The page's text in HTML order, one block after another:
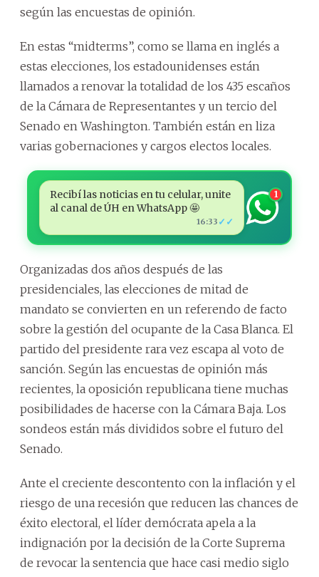
según las encuestas de opinión.
En estas “midterms”, como se llama en inglés a
estas elecciones, los estadounidenses están
llamados a renovar la totalidad de los 435 escaños
de la Cámara de Representantes y un tercio del
Senado en Washington. También están en liza
varias gobernaciones y cargos electos locales.
Recibí las noticias en tu celular, unite
al canal de ÚH en WhatsApp 🤩
16:33 ✓✓
1
Organizadas dos años después de las
presidenciales, las elecciones de mitad de
mandato se convierten en un referendo de facto
sobre la gestión del ocupante de la Casa Blanca. El
partido del presidente rara vez escapa al voto de
sanción. Según las encuestas de opinión más
recientes, la oposición republicana tiene muchas
posibilidades de hacerse con la Cámara Baja. Los
sondeos están más divididos sobre el futuro del
Senado.
Ante el creciente descontento con la inflación y el
riesgo de una recesión que reducen las chances de
éxito electoral, el líder demócrata apela a la
indignación por la decisión de la Corte Suprema
de revocar la sentencia que hace casi medio siglo